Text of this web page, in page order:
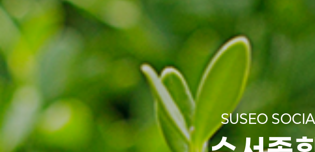
SUSEO